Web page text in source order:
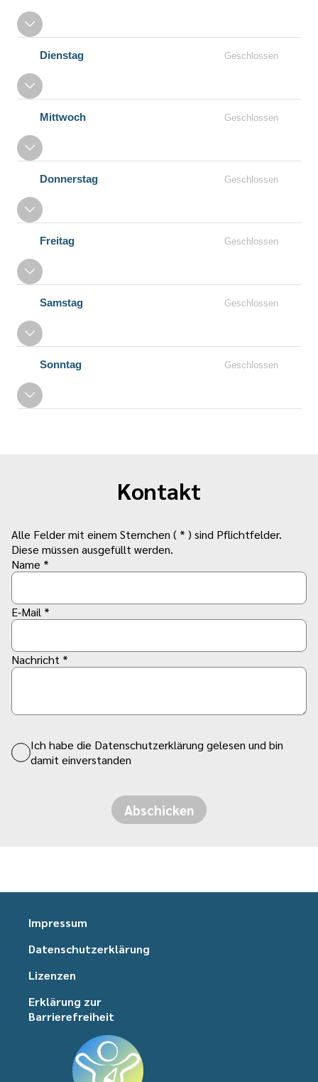
Dienstag Geschlossen
Mittwoch Geschlossen
Donnerstag Geschlossen
Freitag Geschlossen
Samstag Geschlossen
Sonntag Geschlossen
Kontakt
Alle Felder mit einem Sternchen ( * ) sind Pflichtfelder.
Diese müssen ausgefüllt werden.
Name *
E-Mail *
Nachricht *
Ich habe die Datenschutzerklärung gelesen und bin
damit einverstanden
Abschicken
Impressum
Datenschutzerklärung
Lizenzen
Erklärung zur
Barrierefreiheit